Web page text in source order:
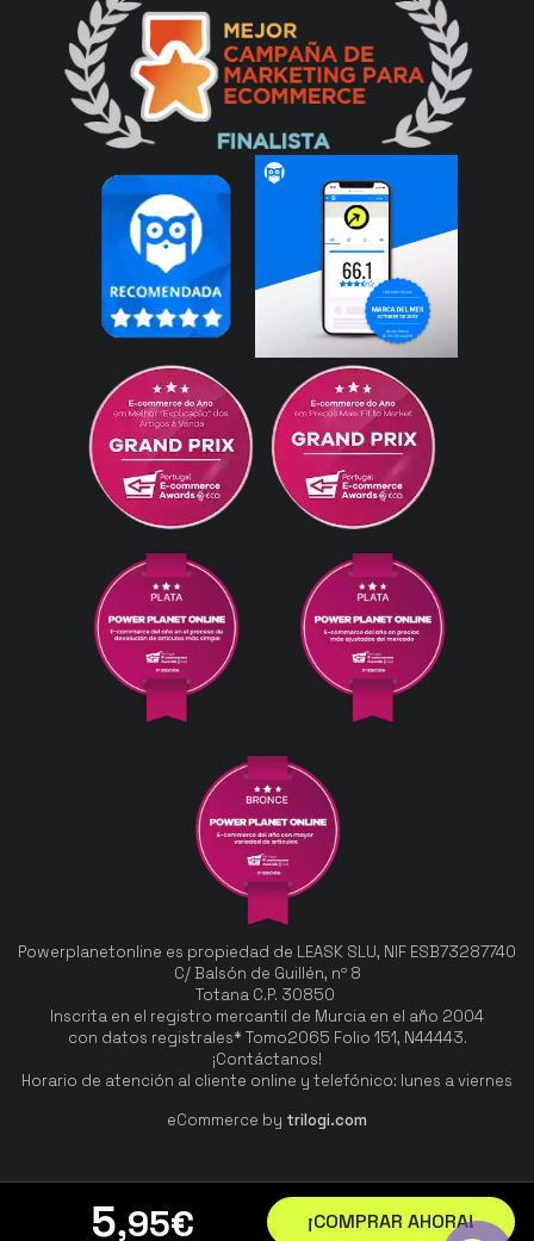
5,95€ ¡COMPRAR AHORA!
Powerplanetonline es propiedad de LEASK SLU, NIF ESB73287740
C/ Balsón de Guillén, nº 8
Totana C.P. 30850
Inscrita en el registro mercantil de Murcia en el año 2004
con datos registrales* Tomo2065 Folio 151, N44443.
¡Contáctanos!
Horario de atención al cliente online y telefónico: lunes a viernes
eCommerce by trilogi.com